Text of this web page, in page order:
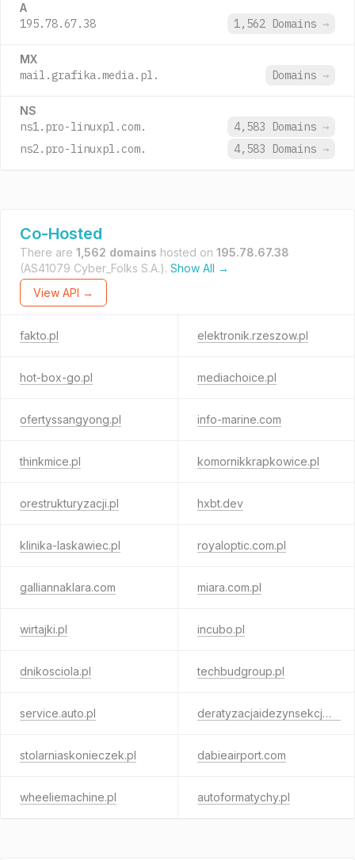
A
195.78.67.38 1,562 Domains →
MX
mail.grafika.media.pl. Domains →
NS
ns1.pro-linuxpl.com. 4,583 Domains →
ns2.pro-linuxpl.com.
4,583 Domains →
Co-Hosted
There are 1,562 domains hosted on 195.78.67.38
(AS41079 Cyber_Folks S.A.). Show All →
View API →
fakto.pl elektronik.rzeszow.pl
hot-box-go.pl mediachoice.pl
ofertyssangyong.pl info-marine.com
thinkmice.pl komornikkrapkowice.pl
orestrukturyzacji.pl hxbt.dev
klinika-laskawiec.pl royaloptic.com.pl
galliannaklara.com miara.com.pl
wirtajki.pl incubo.pl
dnikosciola.pl techbudgroup.pl
service.auto.pl deratyzacjaidezynsekcja.pl
stolarniaskonieczek.pl dabieairport.com
wheeliemachine.pl autoformatychy.pl